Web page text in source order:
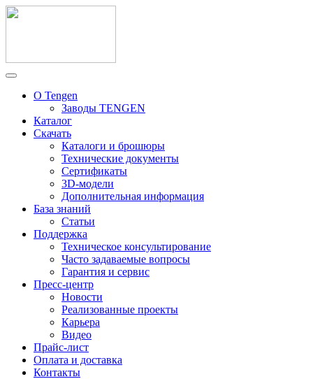
О Tengen
Заводы TENGEN
Каталог
Скачать
Каталоги и брошюры
Технические документы
Сертификаты
3D-модели
Дополнительная информация
База знаний
Статьи
Поддержка
Техническое консультирование
Часто задаваемые вопросы
Гарантия и сервис
Пресс-центр
Новости
Реализованные проекты
Карьера
Видео
Прайс-лист
Оплата и доставка
Контакты